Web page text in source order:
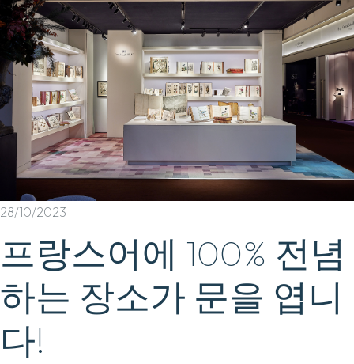
28/10/2023
프랑스어에 100% 전념
하는 장소가 문을 엽니
다!